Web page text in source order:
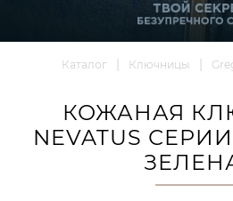
Каталог Ключницы
КОЖАНАЯ
NEVATUS СЕРИИ